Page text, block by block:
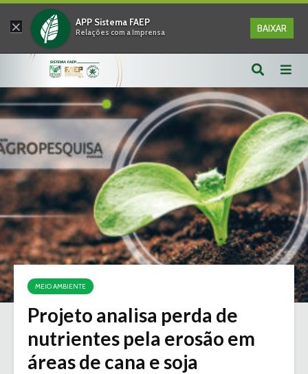
× APP Sistema FAEP
Relações com a Imprensa BAIXAR
MEIO AMBIENTE
Projeto analisa perda de
nutrientes pela erosão em
áreas de cana e soja